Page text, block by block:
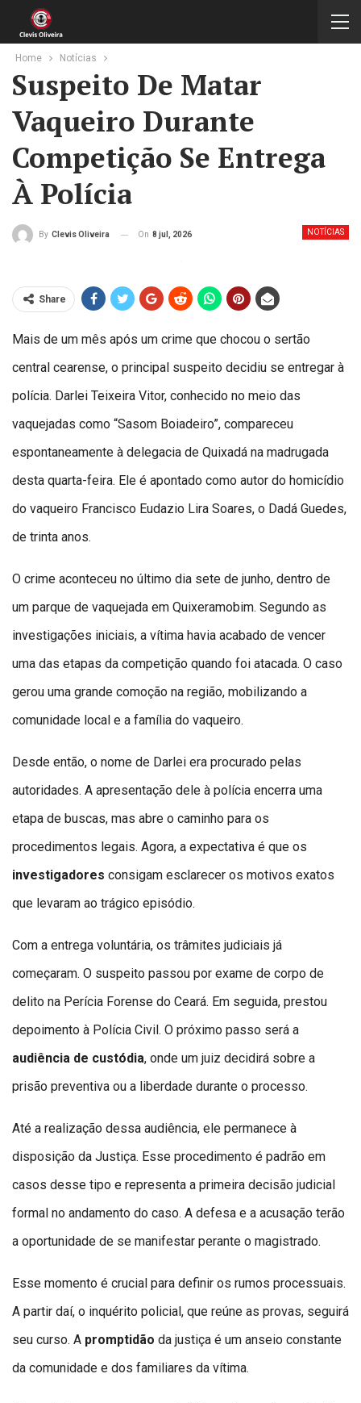
Home Notícias
Suspeito De Matar
Vaqueiro Durante
Competição Se Entrega
À Polícia
NOTÍCIAS
By Clevis Oliveira On 8 jul, 2026
Share
Mais de um mês após um crime que chocou o sertão
central cearense, o principal suspeito decidiu se entregar à
polícia. Darlei Teixeira Vitor, conhecido no meio das
vaquejadas como “Sasom Boiadeiro”, compareceu
espontaneamente à delegacia de Quixadá na madrugada
desta quarta-feira. Ele é apontado como autor do homicídio
do vaqueiro Francisco Eudazio Lira Soares, o Dadá Guedes,
de trinta anos.
O crime aconteceu no último dia sete de junho, dentro de
um parque de vaquejada em Quixeramobim. Segundo as
investigações iniciais, a vítima havia acabado de vencer
uma das etapas da competição quando foi atacada. O caso
gerou uma grande comoção na região, mobilizando a
comunidade local e a família do vaqueiro.
Desde então, o nome de Darlei era procurado pelas
autoridades. A apresentação dele à polícia encerra uma
etapa de buscas, mas abre o caminho para os
procedimentos legais. Agora, a expectativa é que os
investigadores consigam esclarecer os motivos exatos
que levaram ao trágico episódio.
Com a entrega voluntária, os trâmites judiciais já
começaram. O suspeito passou por exame de corpo de
delito na Perícia Forense do Ceará. Em seguida, prestou
depoimento à Polícia Civil. O próximo passo será a
audiência de custódia, onde um juiz decidirá sobre a
prisão preventiva ou a liberdade durante o processo.
Até a realização dessa audiência, ele permanece à
disposição da Justiça. Esse procedimento é padrão em
casos desse tipo e representa a primeira decisão judicial
formal no andamento do caso. A defesa e a acusação terão
a oportunidade de se manifestar perante o magistrado.
Esse momento é crucial para definir os rumos processuais.
A partir daí, o inquérito policial, que reúne as provas, seguirá
seu curso. A promptidão da justiça é um anseio constante
da comunidade e dos familiares da vítima.